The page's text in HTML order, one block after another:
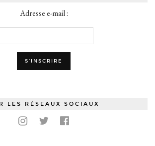
Adresse e-mail :
LES RÉSEAUX SOCIAUX